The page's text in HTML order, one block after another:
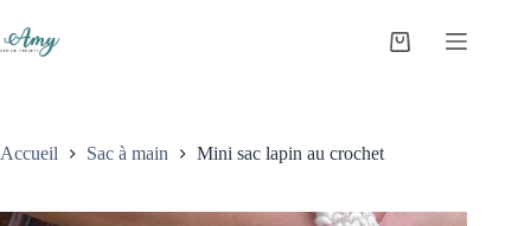
Accueil Sac à main Mini sac lapin au crochet